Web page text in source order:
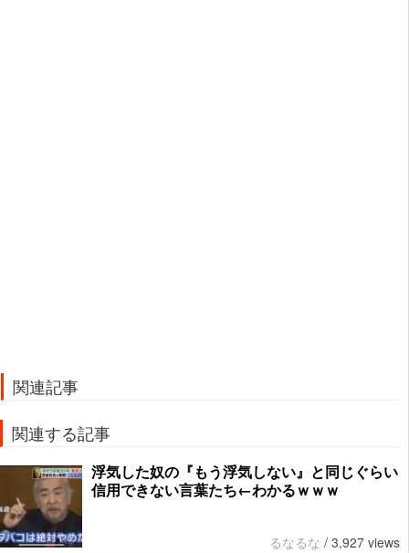
関連記事
関連する記事
浮気した奴の『もう浮気しない』と同じぐらい
信用できない言葉たち←わかるｗｗｗ
るなるな / 3,927 views